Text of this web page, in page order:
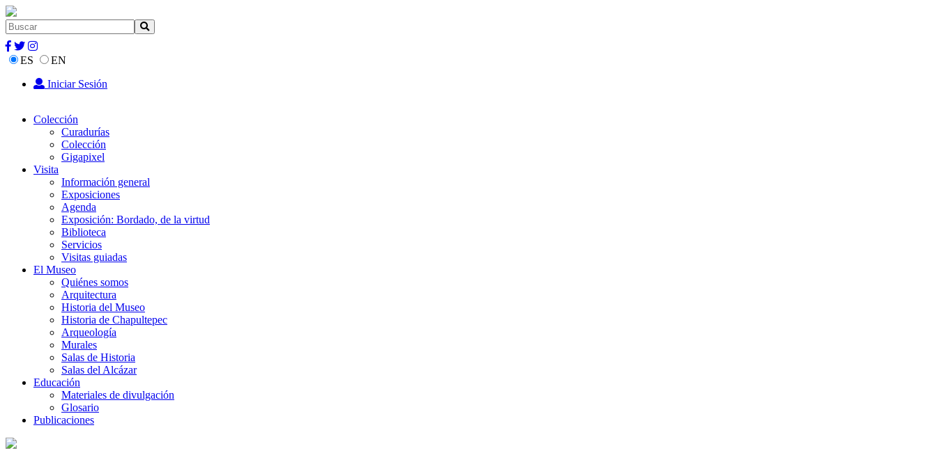
ES
EN
Iniciar Sesión
Colección
Curadurías
Colección
Gigapixel
Visita
Información general
Exposiciones
Agenda
Exposición: Bordado, de la virtud
Biblioteca
Servicios
Visitas guiadas
El Museo
Quiénes somos
Arquitectura
Historia del Museo
Historia de Chapultepec
Arqueología
Murales
Salas de Historia
Salas del Alcázar
Educación
Materiales de divulgación
Glosario
Publicaciones